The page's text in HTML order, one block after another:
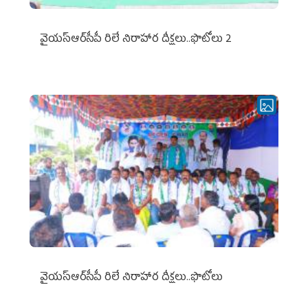
వైయ‌స్ఆర్‌సీపీ రిలే నిరాహార దీక్షలు..ఫొటోలు 2
వైయ‌స్ఆర్‌సీపీ రిలే నిరాహార దీక్షలు..ఫొటోలు